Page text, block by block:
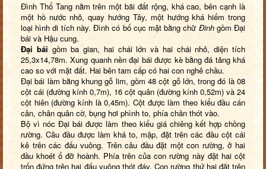
Đình Thổ Tang nằm trên một bãi đất rộng, khá cao, bên cạnh là
một hồ nước nhỏ, quay hướng Tây, một hướng khá hiếm trong
loại hình di tích này. Đình có bố cục mặt bằng chữ Đinhgồm Đại
bái và Hậu cung.
Đại bái gồm ba gian, hai chái lớn và hai chái nhỏ, diện tích
25,3x14,78m. Xung quanh nền đại bái được kè bằng đá tảng khá
cao so với mặt đất. Hai bên tam cấp có hai con nghê chầu.
Đại bái làm bằng khung gỗ lim, gồm 48 cột gỗ lớn, trong đó là 08
cột cái (đường kính 0,7m), 16 cột quân (đường kính 0,52m) và 24
cột hiên (đường kính là 0,45m). Cột được làm theo kiểu đầu cán
cân, chân quân cờ, bụng hơi phình to, phía chân thót vào.
Bộ vì nóc Đại bái được làm theo kiểu giá chiêng kết hợp chồng
rường. Câu đầu được làm khá to, mập, đặt trên các đầu cột cái
kê trên các đấu vuông. Trên câu đầu đặt một con rường, ở hai
đầu khoét ổ đỡ hoành. Phía trên của con rường này đặt hai cột
trốn đứng trên hai đấu vuông thót đáy. Con rường thứ hai đặt trên